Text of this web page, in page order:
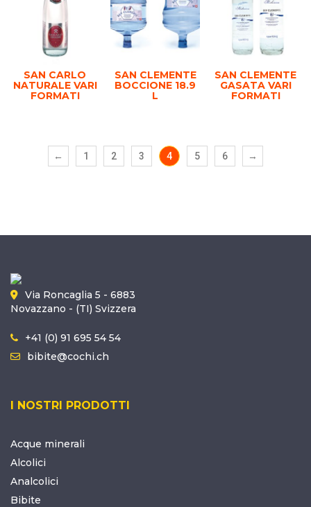
SAN CARLO
NATURALE VARI
FORMATI
SAN CLEMENTE
BOCCIONE 18.9
L
SAN CLEMENTE
GASATA VARI
FORMATI
← 1 2 3 4 5 6 →
Via Roncaglia 5 - 6883
Novazzano - (TI) Svizzera
+41 (0) 91 695 54 54
bibite@cochi.ch
I NOSTRI PRODOTTI
Acque minerali
Alcolici
Analcolici
Bibite